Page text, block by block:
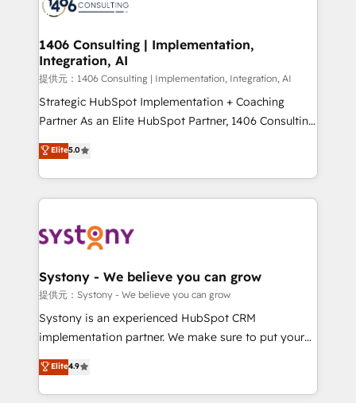
500+ HubSpot implementations, building end-to-
inbound and loop marketing, content, and digital
creativity. Our multicultural team works in Spanish,
Portuguese, and English to design scalable strategies
that drive measurable growth. 🌎 Highlights: • 10+
years as a HubSpot partner. • 2023 Impact Awards:
Year LATAM 2022, 2023, 2024, 2025. • Partner of the
Year 2024. • Organizer of Aliados.ai (AI, marketing &
you grow faster, smarter, and with impact.
1406 Consulting | Implementation,
Integration, AI
提供元：1406 Consulting | Implementation, Integration, AI
Strategic HubSpot Implementation + Coaching
Partner As an Elite HubSpot Partner, 1406 Consulting
helps mid-market revenue teams transform how
they sell, market, and serve. We don't just build your
HubSpot—we teach your team to own it, then stay
to help you keep winning. What We Do ⚙️ CRM
Data & Content 📈 Sales & Marketing Alignment +
Agent Creation 🔄 Custom Integrations & Data
Migration Why 1406 We become part of your team.
Your team learns while we build. We fix what others
broke. Built for mid-market reality—practical
constraints. By the Numbers 🏆 Top 1% of all
HubSpot partners 🔄 Top 5% globally in client
Elite5.0
Systony - We believe you can grow
提供元：Systony - We believe you can grow
Systony is an experienced HubSpot CRM
implementation partner. We make sure to put your
organization's needs and goals first and think along
with your organization. We are only satisfied once
you are too. Why Systony? - 20+ years of
Elite4.9